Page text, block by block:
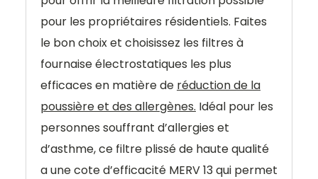
pour les propriétaires résidentiels. Faites
le bon choix et choisissez les filtres à
fournaise électrostatiques les plus
efficaces en matière de réduction de la
poussière et des allergènes. Idéal pour les
personnes souffrant d’allergies et
d’asthme, ce filtre plissé de haute qualité
a une cote d’efficacité MERV 13 qui permet